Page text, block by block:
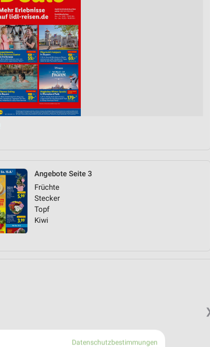
Angebote Seite 3
Früchte
Stecker
Topf
Kiwi
Datenschutzbestimmungen